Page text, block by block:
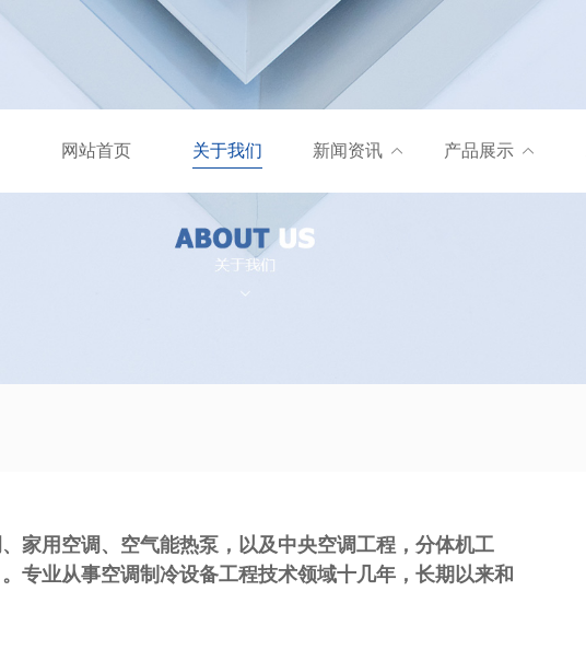
网站首页 关于我们 新闻资讯 产品展示
家用空调、空气能热泵，以及中央空调工程，分体机工
专业从事空调制冷设备工程技术领域十几年，长期以来和